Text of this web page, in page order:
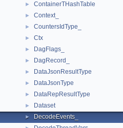
► ContainerTHashTable
► Context_
► CountersIdType_
► Ctx
► DagFlags_
► DagRecord_
► DataJsonResultType
► DataJsonType
► DataRepResultType
► Dataset
► DecodeEvents_